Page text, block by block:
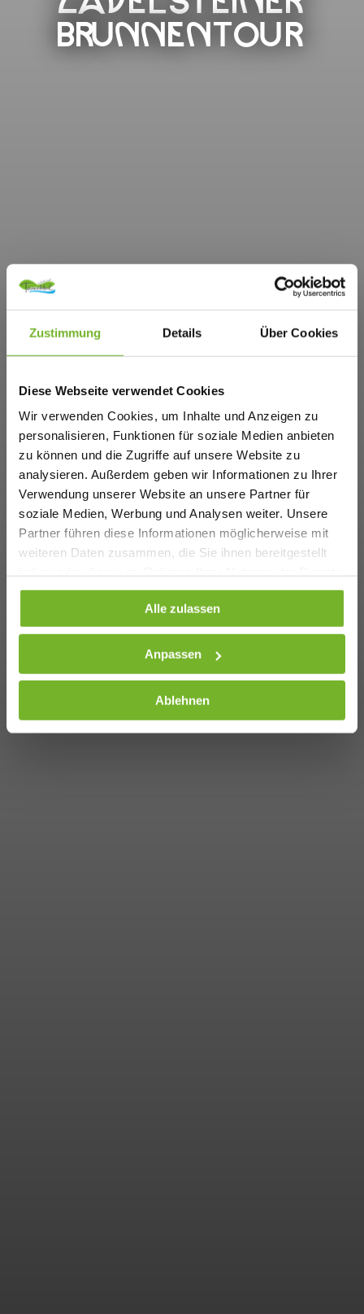
Zustimmung Details Über Cookies
Diese Webseite verwendet Cookies
Wir verwenden Cookies, um Inhalte und Anzeigen zu
personalisieren, Funktionen für soziale Medien anbieten
zu können und die Zugriffe auf unsere Website zu
analysieren. Außerdem geben wir Informationen zu Ihrer
Verwendung unserer Website an unsere Partner für
soziale Medien, Werbung und Analysen weiter. Unsere
Partner führen diese Informationen möglicherweise mit
weiteren Daten zusammen, die Sie ihnen bereitgestellt
gesammelt haben. Weitere Informationen finden Sie auf
DatenschutzseiteAlle zulassen
Anpassen
Ablehnen
BRUNNENTOUR